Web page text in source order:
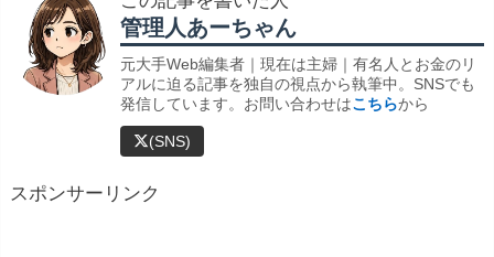
管理人あーちゃん
元大手Web編集者｜現在は主婦｜有名人とお金のリ
アルに迫る記事を独自の視点から執筆中。SNSでも
発信しています。お問い合わせはこちらから
(SNS)
スポンサーリンク